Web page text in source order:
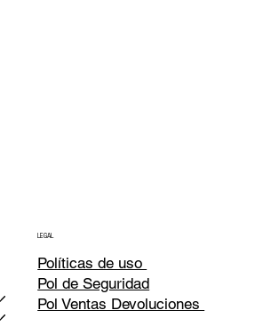
LEGAL
Políticas de uso
Pol de Seguridad
Pol Ventas Devoluciones